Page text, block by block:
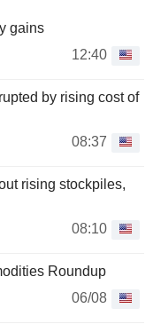
gains
12:40
by rising cost of
08:37
rising stockpiles,
08:10
Roundup
06/08